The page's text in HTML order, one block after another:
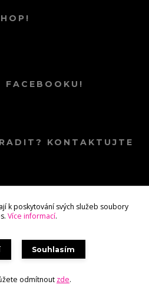
FACEBOOKU!
KONTAKTUJTE
Eshop-rychle.cz
k poskytování svých služeb soubory
Více informací.
Souhlasím
odmítnout zde.